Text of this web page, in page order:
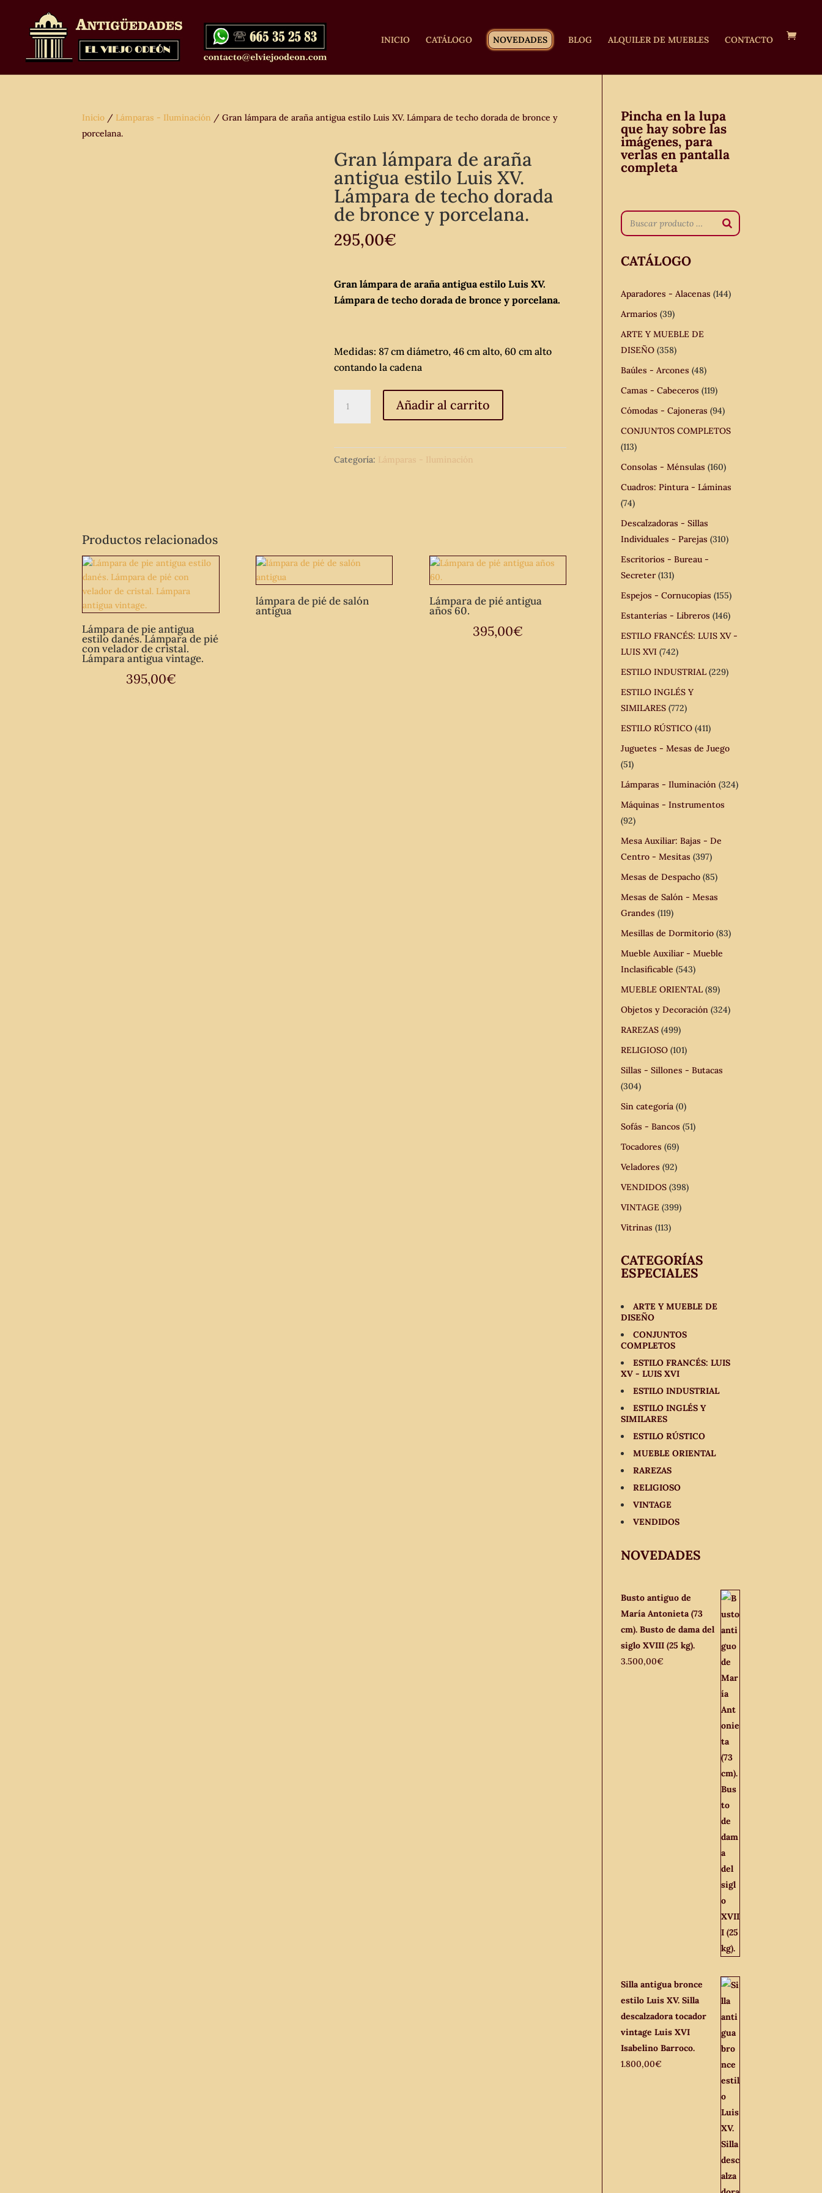
INICIO CATÁLOGO NOVEDADES BLOG ALQUILER DE MUEBLES CONTACTO
Inicio / Lámparas - Iluminación / Gran lámpara de araña antigua estilo Luis XV. Lámpara de techo dorada de bronce y
porcelana.
Gran lámpara de araña
antigua estilo Luis XV.
Lámpara de techo dorada
de bronce y porcelana.
295,00€
Gran lámpara de araña antigua estilo Luis XV.
Lámpara de techo dorada de bronce y porcelana.
Medidas: 87 cm diámetro, 46 cm alto, 60 cm alto
contando la cadena
lámpara
araña
antigua
techo
de
bronce
Añadir al carrito
Categoría: Lámparas - Iluminación
Productos relacionados
Lámpara de pie antigua
estilo danés. Lámpara de pié
con velador de cristal.
Lámpara antigua vintage.
395,00€
lámpara de pié de salón
antigua
Lámpara de pié antigua
años 60.
395,00€
Pincha en la lupa
que hay sobre las
imágenes, para
verlas en pantalla
completa
CATÁLOGO
Aparadores - Alacenas (144)
Armarios (39)
ARTE Y MUEBLE DE
DISEÑO (358)
Baúles - Arcones (48)
Camas - Cabeceros (119)
Cómodas - Cajoneras (94)
CONJUNTOS COMPLETOS
(113)
Consolas - Ménsulas (160)
Cuadros: Pintura - Láminas
(74)
Descalzadoras - Sillas
Individuales - Parejas (310)
Escritorios - Bureau -
Secreter (131)
Espejos - Cornucopias (155)
Estanterías - Libreros (146)
ESTILO FRANCÉS: LUIS XV -
LUIS XVI (742)
ESTILO INDUSTRIAL (229)
ESTILO INGLÉS Y
SIMILARES (772)
ESTILO RÚSTICO (411)
Juguetes - Mesas de Juego
(51)
Lámparas - Iluminación (324)
Máquinas - Instrumentos
(92)
Mesa Auxiliar: Bajas - De
Centro - Mesitas (397)
Mesas de Despacho (85)
Mesas de Salón - Mesas
Grandes (119)
Mesillas de Dormitorio (83)
Mueble Auxiliar - Mueble
Inclasificable (543)
MUEBLE ORIENTAL (89)
Objetos y Decoración (324)
RAREZAS (499)
RELIGIOSO (101)
Sillas - Sillones - Butacas
(304)
Sin categoría (0)
Sofás - Bancos (51)
Tocadores (69)
Veladores (92)
VENDIDOS (398)
VINTAGE (399)
Vitrinas (113)
CATEGORÍAS
ESPECIALES
ARTE Y MUEBLE DE
DISEÑO
CONJUNTOS
COMPLETOS
ESTILO FRANCÉS: LUIS
XV - LUIS XVI
ESTILO INDUSTRIAL
ESTILO INGLÉS Y
SIMILARES
ESTILO RÚSTICO
MUEBLE ORIENTAL
RAREZAS
RELIGIOSO
VINTAGE
VENDIDOS
NOVEDADES
Busto antiguo de
María Antonieta (73
cm). Busto de dama del
siglo XVIII (25 kg).
3.500,00€
Silla antigua bronce
estilo Luis XV. Silla
descalzadora tocador
vintage Luis XVI
Isabelino Barroco.
1.800,00€